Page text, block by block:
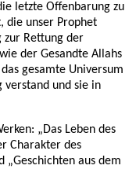
letzte Offenbarung zu
die unser Prophet
zur Rettung der
der Gesandte Allahs
gesamte Universum
verstand und sie in
„Das Leben des
Charakter des
„Geschichten aus dem